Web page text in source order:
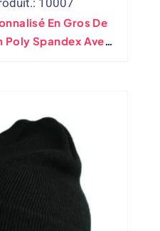
10007
En Gros De
Poly Spandex Avec